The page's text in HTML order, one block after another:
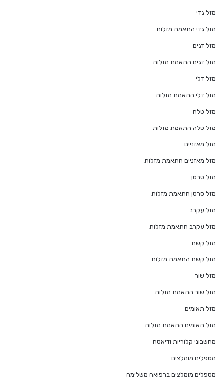
מזל גדי
מזל גדי התאמת מזלות
מזל דגים
מזל דגים התאמת מזלות
מזל דלי
מזל דלי התאמת מזלות
מזל טלה
מזל טלה התאמת מזלות
מזל מאזניים
מזל מאזניים התאמת מזלות
מזל סרטן
מזל סרטן התאמת מזלות
מזל עקרב
מזל עקרב התאמת מזלות
מזל קשת
מזל קשת התאמת מזלות
מזל שור
מזל שור התאמת מזלות
מזל תאומים
מזל תאומים התאמת מזלות
מחשבוני קלוריות ודיאטה
מטפלים מומלצים
מטפלים מומלצים ברפואה משלימה